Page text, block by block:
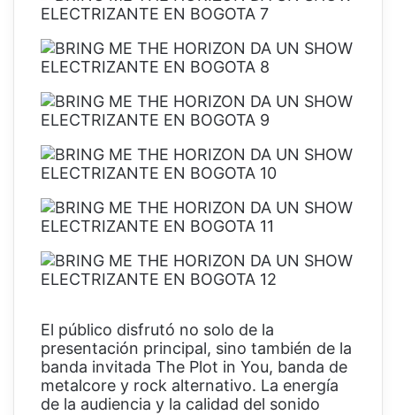
El público disfrutó no solo de la
presentación principal, sino también de la
banda invitada The Plot in You, banda de
metalcore y rock alternativo. La energía
de la audiencia y la calidad del sonido